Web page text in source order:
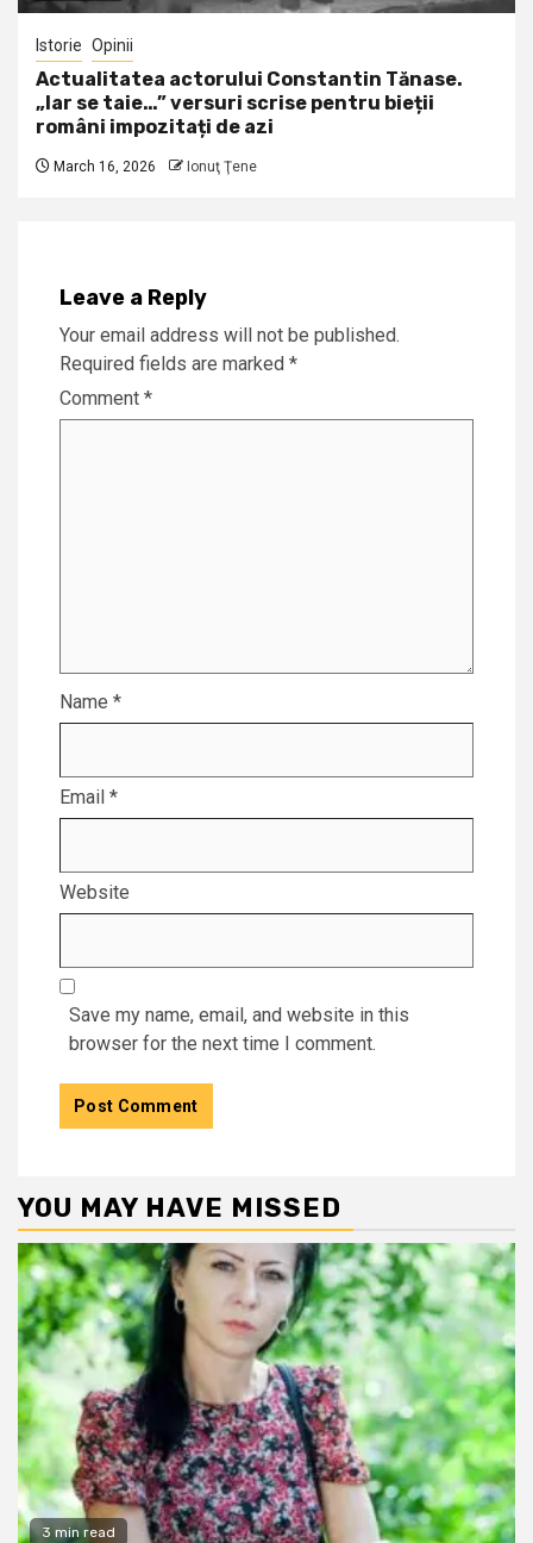
Istorie Opinii
Actualitatea actorului Constantin Tănase.
„Iar se taie…” versuri scrise pentru bieții
români impozitați de azi
March 16, 2026 Ionuţ Ţene
Leave a Reply
Your email address will not be published.
Required fields are marked *
Comment *
Name *
Email *
Website
Save my name, email, and website in this
browser for the next time I comment.
YOU MAY HAVE MISSED
3 min read